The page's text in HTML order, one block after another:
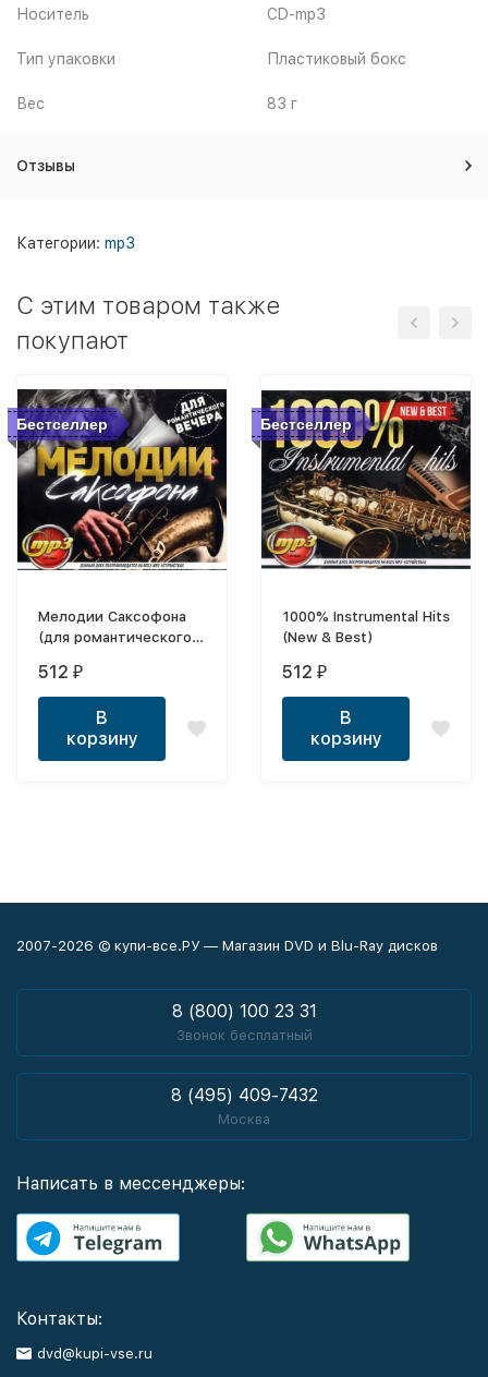
Носитель CD-mp3
Тип упаковки Пластиковый бокс
Вес 83 г
Отзывы
Категории: mp3
C этим товаром также
покупают
Бестселлер
Мелодии Саксофона
(для романтического
512 ₽
В
корзину
Бестселлер
1000% Instrumental Hits
(New & Best)
512 ₽
В
корзину
2007-2026 © купи-все.РУ — Магазин DVD и Blu-Ray дисков
8 (800) 100 23 31
Звонок бесплатный
8 (495) 409-7432
Москва
Написать в мессенджеры:
Контакты:
dvd@kupi-vse.ru